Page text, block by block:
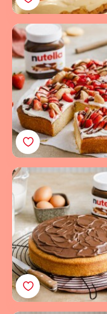
Trend-Rezept:
Poke-Cake mit
Schicht
Sponge Cake
nutella®